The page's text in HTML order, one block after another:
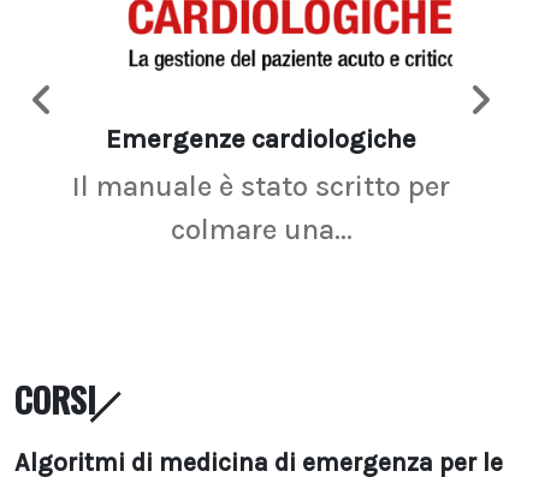
Emergenze cardiologiche
Il manuale è stato scritto per
colmare una...
CORSI
Algoritmi di medicina di emergenza per le